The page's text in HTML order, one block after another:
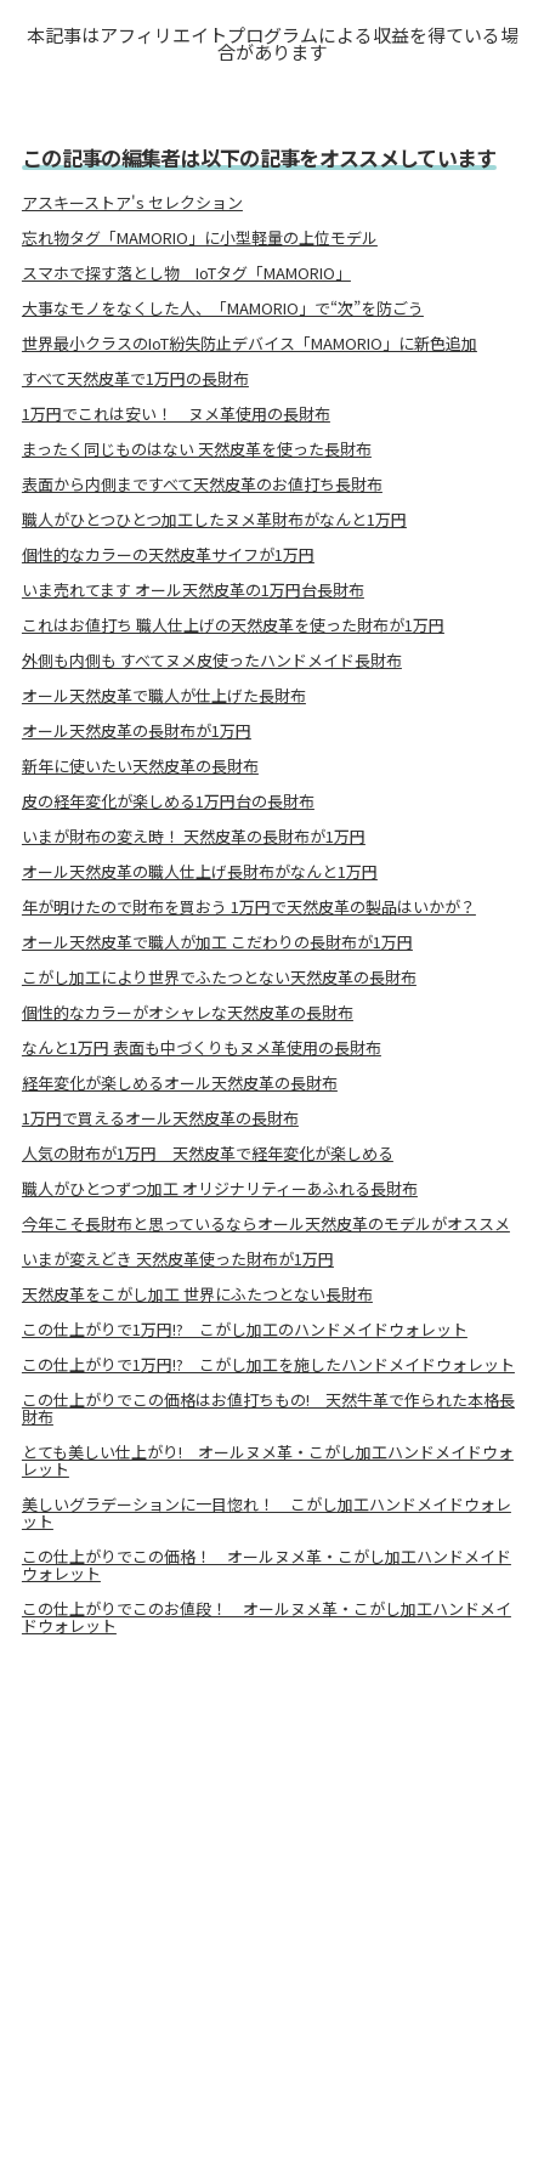
本記事はアフィリエイトプログラムによる収益を得ている場
合があります
この記事の編集者は以下の記事をオススメしています
アスキーストア's セレクション
忘れ物タグ「MAMORIO」に小型軽量の上位モデル
スマホで探す落とし物 IoTタグ「MAMORIO」
大事なモノをなくした人、「MAMORIO」で“次”を防ごう
世界最小クラスのIoT紛失防止デバイス「MAMORIO」に新色追加
すべて天然皮革で1万円の長財布
1万円でこれは安い！ ヌメ革使用の長財布
まったく同じものはない 天然皮革を使った長財布
表面から内側まですべて天然皮革のお値打ち長財布
職人がひとつひとつ加工したヌメ革財布がなんと1万円
個性的なカラーの天然皮革サイフが1万円
いま売れてます オール天然皮革の1万円台長財布
これはお値打ち 職人仕上げの天然皮革を使った財布が1万円
外側も内側も すべてヌメ皮使ったハンドメイド長財布
オール天然皮革で職人が仕上げた長財布
オール天然皮革の長財布が1万円
新年に使いたい天然皮革の長財布
皮の経年変化が楽しめる1万円台の長財布
いまが財布の変え時！ 天然皮革の長財布が1万円
オール天然皮革の職人仕上げ長財布がなんと1万円
年が明けたので財布を買おう 1万円で天然皮革の製品はいかが？
オール天然皮革で職人が加工 こだわりの長財布が1万円
こがし加工により世界でふたつとない天然皮革の長財布
個性的なカラーがオシャレな天然皮革の長財布
なんと1万円 表面も中づくりもヌメ革使用の長財布
経年変化が楽しめるオール天然皮革の長財布
1万円で買えるオール天然皮革の長財布
人気の財布が1万円 天然皮革で経年変化が楽しめる
職人がひとつずつ加工 オリジナリティーあふれる長財布
今年こそ長財布と思っているならオール天然皮革のモデルがオススメ
いまが変えどき 天然皮革使った財布が1万円
天然皮革をこがし加工 世界にふたつとない長財布
この仕上がりで1万円!? こがし加工のハンドメイドウォレット
この仕上がりで1万円!? こがし加工を施したハンドメイドウォレット
この仕上がりでこの価格はお値打ちもの! 天然牛革で作られた本格長
財布
とても美しい仕上がり! オールヌメ革・こがし加工ハンドメイドウォ
レット
美しいグラデーションに一目惚れ！ こがし加工ハンドメイドウォレ
ット
この仕上がりでこの価格！ オールヌメ革・こがし加工ハンドメイド
ウォレット
この仕上がりでこのお値段！ オールヌメ革・こがし加工ハンドメイ
ドウォレット